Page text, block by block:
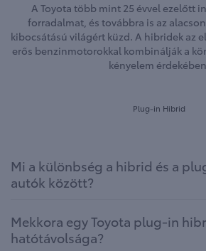
A Toyota több mint 25 évvel ezelőtt
forradalmat, és továbbra is az
kibocsátású világért küzd. A hibridek az
erős benzinmotorokkal kombinálják a
kényelem
Plug-in Hibrid
Mi a különbség a hibrid és a
autók között?
Mekkora egy Toyota plug-in
hatótávolsága?